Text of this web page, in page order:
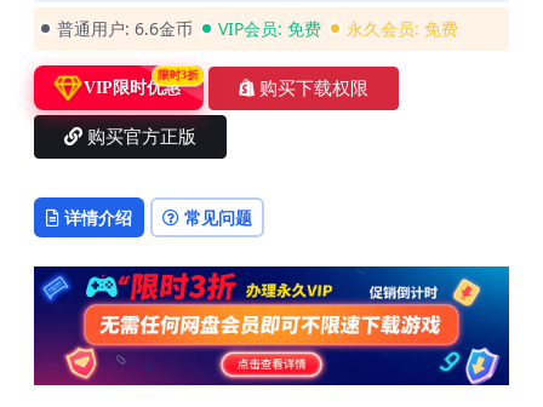
普通用户: 6.6金币 VIP会员: 免费 永久会员: 免费
VIP限时优惠
限时3折
购买下载权限
购买官方正版
详情介绍 常见问题